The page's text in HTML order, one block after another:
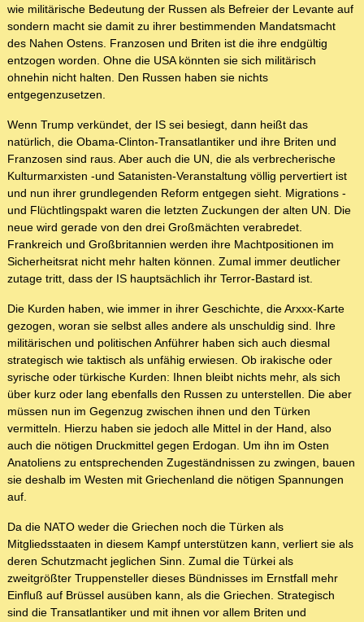
wie militärische Bedeutung der Russen als Befreier der Levante auf
sondern macht sie damit zu ihrer bestimmenden Mandatsmacht
des Nahen Ostens. Franzosen und Briten ist die ihre endgültig
entzogen worden. Ohne die USA könnten sie sich militärisch
ohnehin nicht halten. Den Russen haben sie nichts
entgegenzusetzen.
Wenn Trump verkündet, der IS sei besiegt, dann heißt das
natürlich, die Obama-Clinton-Transatlantiker und ihre Briten und
Franzosen sind raus. Aber auch die UN, die als verbrecherische
Kulturmarxisten -und Satanisten-Veranstaltung völlig pervertiert ist
und nun ihrer grundlegenden Reform entgegen sieht. Migrations -
und Flüchtlingspakt waren die letzten Zuckungen der alten UN. Die
neue wird gerade von den drei Großmächten verabredet.
Frankreich und Großbritannien werden ihre Machtpositionen im
Sicherheitsrat nicht mehr halten können. Zumal immer deutlicher
zutage tritt, dass der IS hauptsächlich ihr Terror-Bastard ist.
Die Kurden haben, wie immer in ihrer Geschichte, die Arxxx-Karte
gezogen, woran sie selbst alles andere als unschuldig sind. Ihre
militärischen und politischen Anführer haben sich auch diesmal
strategisch wie taktisch als unfähig erwiesen. Ob irakische oder
syrische oder türkische Kurden: Ihnen bleibt nichts mehr, als sich
über kurz oder lang ebenfalls den Russen zu unterstellen. Die aber
müssen nun im Gegenzug zwischen ihnen und den Türken
vermitteln. Hierzu haben sie jedoch alle Mittel in der Hand, also
auch die nötigen Druckmittel gegen Erdogan. Um ihn im Osten
Anatoliens zu entsprechenden Zugeständnissen zu zwingen, bauen
sie deshalb im Westen mit Griechenland die nötigen Spannungen
auf.
Da die NATO weder die Griechen noch die Türken als
Mitgliedsstaaten in diesem Kampf unterstützen kann, verliert sie als
deren Schutzmacht jeglichen Sinn. Zumal die Türkei als
zweitgrößter Truppensteller dieses Bündnisses im Ernstfall mehr
Einfluß auf Brüssel ausüben kann, als die Griechen. Strategisch
sind die Transatlantiker und mit ihnen vor allem Briten und